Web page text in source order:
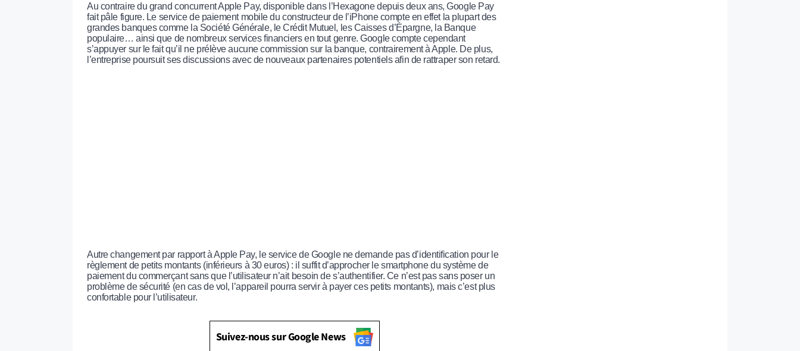
Au contraire du grand concurrent Apple Pay, disponible dans l’Hexagone depuis deux ans, Google Pay
fait pâle figure. Le service de paiement mobile du constructeur de l’iPhone compte en effet la plupart des
grandes banques comme la Société Générale, le Crédit Mutuel, les Caisses d’Épargne, la Banque
populaire… ainsi que de nombreux services financiers en tout genre. Google compte cependant
s’appuyer sur le fait qu’il ne prélève aucune commission sur la banque, contrairement à Apple. De plus,
l’entreprise poursuit ses discussions avec de nouveaux partenaires potentiels afin de rattraper son retard.
Autre changement par rapport à Apple Pay, le service de Google ne demande pas d’identification pour le
règlement de petits montants (inférieurs à 30 euros) : il suffit d’approcher le smartphone du système de
paiement du commerçant sans que l’utilisateur n’ait besoin de s’authentifier. Ce n’est pas sans poser un
problème de sécurité (en cas de vol, l’appareil pourra servir à payer ces petits montants), mais c’est plus
confortable pour l’utilisateur.
Suivez-nous sur Google News